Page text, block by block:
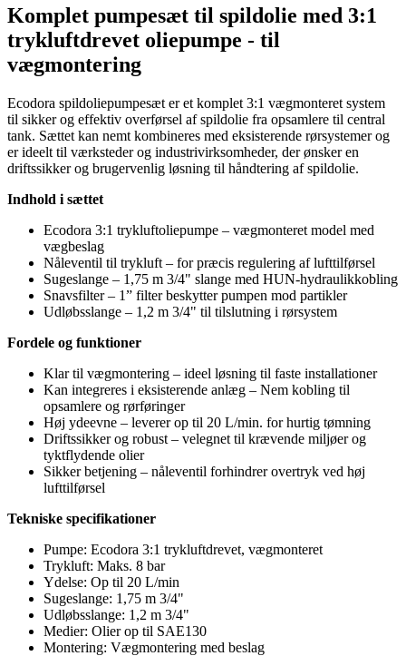
Komplet pumpesæt til spildolie med 3:1
trykluftdrevet oliepumpe - til
vægmontering
Ecodora spildoliepumpesæt er et komplet 3:1 vægmonteret system
til sikker og effektiv overførsel af spildolie fra opsamlere til central
tank. Sættet kan nemt kombineres med eksisterende rørsystemer og
er ideelt til værksteder og industrivirksomheder, der ønsker en
driftssikker og brugervenlig løsning til håndtering af spildolie.
Indhold i sættet
Ecodora 3:1 trykluftoliepumpe – vægmonteret model med
vægbeslag
Nåleventil til trykluft – for præcis regulering af lufttilførsel
Sugeslange – 1,75 m 3/4" slange med HUN-hydraulikkobling
Snavsfilter – 1” filter beskytter pumpen mod partikler
Udløbsslange – 1,2 m 3/4" til tilslutning i rørsystem
Fordele og funktioner
Klar til vægmontering – ideel løsning til faste installationer
Kan integreres i eksisterende anlæg – Nem kobling til
opsamlere og rørføringer
Høj ydeevne – leverer op til 20 L/min. for hurtig tømning
Driftssikker og robust – velegnet til krævende miljøer og
tyktflydende olier
Sikker betjening – nåleventil forhindrer overtryk ved høj
lufttilførsel
Tekniske specifikationer
Pumpe: Ecodora 3:1 trykluftdrevet, vægmonteret
Trykluft: Maks. 8 bar
Ydelse: Op til 20 L/min
Sugeslange: 1,75 m 3/4"
Udløbsslange: 1,2 m 3/4"
Medier: Olier op til SAE130
Montering: Vægmontering med beslag